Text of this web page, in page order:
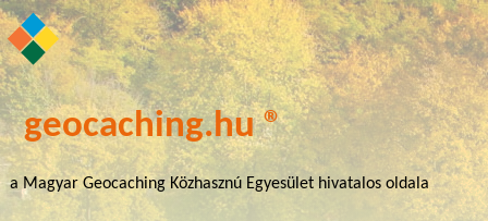
geocaching.hu ®
a Magyar Geocaching Közhasznú Egyesület hivatalos oldala